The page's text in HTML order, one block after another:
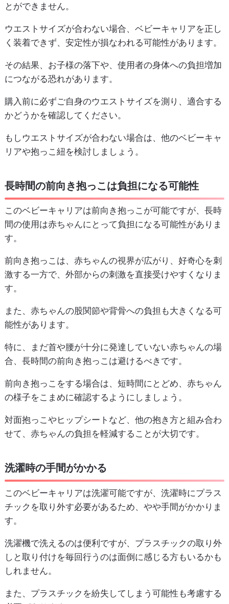
とができません。
ウエストサイズが合わない場合、ベビーキャリアを正し
く装着できず、安定性が損なわれる可能性があります。
その結果、お子様の落下や、使用者の身体への負担増加
につながる恐れがあります。
購入前に必ずご自身のウエストサイズを測り、適合する
かどうかを確認してください。
もしウエストサイズが合わない場合は、他のベビーキャ
リアや抱っこ紐を検討しましょう。
長時間の前向き抱っこは負担になる可能性
このベビーキャリアは前向き抱っこが可能ですが、長時
間の使用は赤ちゃんにとって負担になる可能性がありま
す。
前向き抱っこは、赤ちゃんの視界が広がり、好奇心を刺
激する一方で、外部からの刺激を直接受けやすくなりま
す。
また、赤ちゃんの股関節や背骨への負担も大きくなる可
能性があります。
特に、まだ首や腰が十分に発達していない赤ちゃんの場
合、長時間の前向き抱っこは避けるべきです。
前向き抱っこをする場合は、短時間にとどめ、赤ちゃん
の様子をこまめに確認するようにしましょう。
対面抱っこやヒップシートなど、他の抱き方と組み合わ
せて、赤ちゃんの負担を軽減することが大切です。
洗濯時の手間がかかる
このベビーキャリアは洗濯可能ですが、洗濯時にプラス
チックを取り外す必要があるため、やや手間がかかりま
す。
洗濯機で洗えるのは便利ですが、プラスチックの取り外
しと取り付けを毎回行うのは面倒に感じる方もいるかも
しれません。
また、プラスチックを紛失してしまう可能性も考慮する